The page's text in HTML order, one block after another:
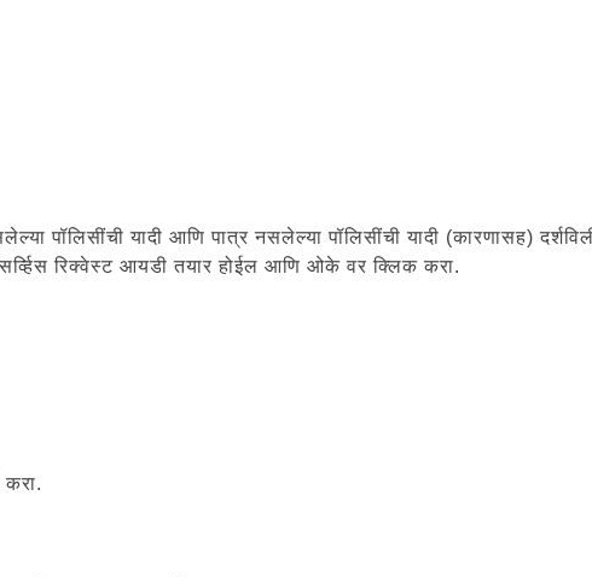
पॉलिसींची यादी आणि पात्र नसलेल्या पॉलिसींची यादी (कारणासह)
सर्व्हिस रिक्वेस्ट आयडी तयार होईल आणि ओके वर क्लिक करा.
करा.